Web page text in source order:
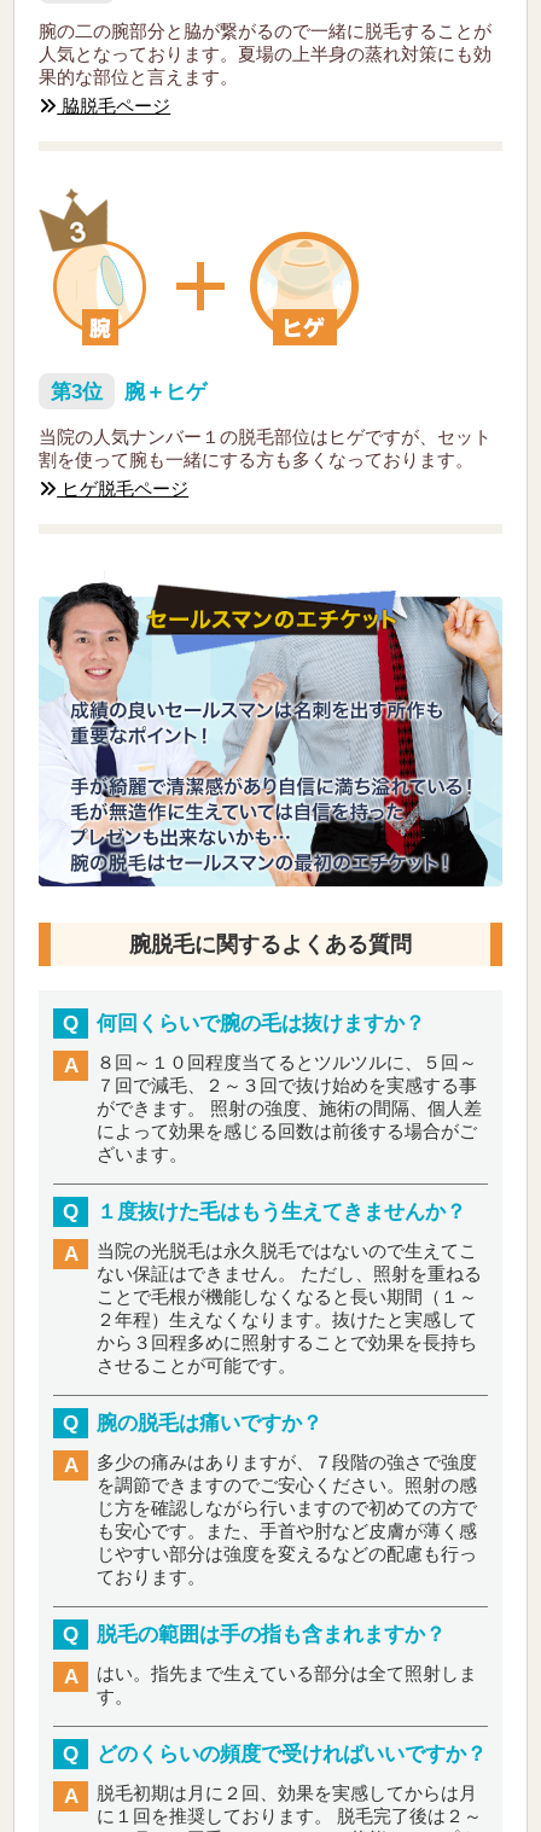
腕の二の腕部分と脇が繋がるので一緒に脱毛することが
人気となっております。夏場の上半身の蒸れ対策にも効
果的な部位と言えます。
脇脱毛ページ
第3位 腕＋ヒゲ
当院の人気ナンバー１の脱毛部位はヒゲですが、セット
割を使って腕も一緒にする方も多くなっております。
ヒゲ脱毛ページ
腕脱毛に関するよくある質問
Q
何回くらいで腕の毛は抜けますか？
A
８回～１０回程度当てるとツルツルに、５回～
７回で減毛、２～３回で抜け始めを実感する事
ができます。
照射の強度、施術の間隔、個人差
によって効果を感じる回数は前後する場合がご
ざいます。
Q
１度抜けた毛はもう生えてきませんか？
A
当院の光脱毛は永久脱毛ではないので生えてこ
ない保証はできません。
ただし、照射を重ねる
ことで毛根が機能しなくなると長い期間（１～
２年程）生えなくなります。抜けたと実感して
から３回程多めに照射することで効果を長持ち
させることが可能です。
Q
腕の脱毛は痛いですか？
A
多少の痛みはありますが、７段階の強さで強度
を調節できますのでご安心ください。照射の感
じ方を確認しながら行いますので初めての方で
も安心です。また、手首や肘など皮膚が薄く感
じやすい部分は強度を変えるなどの配慮も行っ
ております。
Q
脱毛の範囲は手の指も含まれますか？
A
はい。指先まで生えている部分は全て照射しま
す。
Q
どのくらいの頻度で受ければいいですか？
A
脱毛初期は月に２回、効果を実感してからは月
に１回を推奨しております。
脱毛完了後は２～